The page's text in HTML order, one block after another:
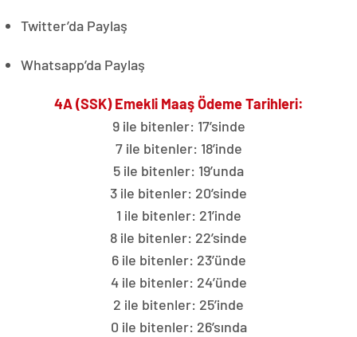
Twitter’da Paylaş
Whatsapp’da Paylaş
4A (SSK) Emekli Maaş Ödeme Tarihleri:
9 ile bitenler: 17’sinde
7 ile bitenler: 18’inde
5 ile bitenler: 19’unda
3 ile bitenler: 20’sinde
1 ile bitenler: 21’inde
8 ile bitenler: 22’sinde
6 ile bitenler: 23’ünde
4 ile bitenler: 24’ünde
2 ile bitenler: 25’inde
0 ile bitenler: 26’sında